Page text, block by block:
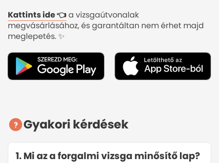
Kattints ide 👈a vizsgaútvonalak
megvásárlásához, és garantáltan nem érhet majd
meglepetés. ✨
Gyakori kérdések
1.Mi az a forgalmi vizsga minősítő lap?